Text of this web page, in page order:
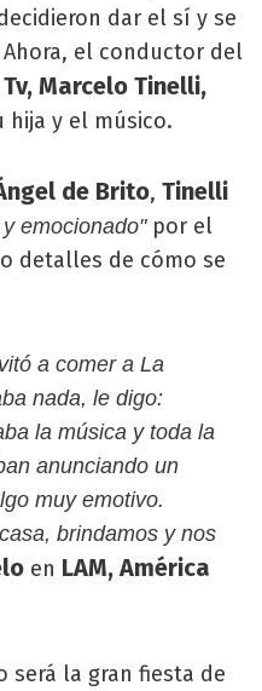
dar el sí y se
el conductor del
Marcelo Tinelli,
hija y el músico.
de Brito, Tinelli
emocionado"por el
detalles de cómo se
a comer a La
nada, le digo:
la música y toda la
anunciando un
muy emotivo.
brindamos y nos
en LAM, América
será la gran fiesta de